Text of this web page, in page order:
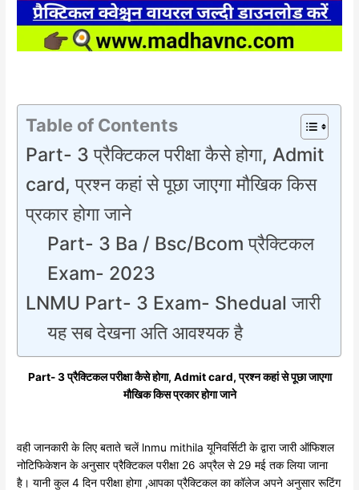
Table of Contents
Part- 3 प्रैक्टिकल परीक्षा कैसे होगा, Admit
card, प्रश्न कहां से पूछा जाएगा मौखिक किस
प्रकार होगा जाने
Part- 3 Ba / Bsc/Bcom प्रैक्टिकल
Exam- 2023
LNMU Part- 3 Exam- Shedual जारी
यह सब देखना अति आवश्यक है
Part- 3 प्रैक्टिकल परीक्षा कैसे होगा, Admit card, प्रश्न कहां से पूछा जाएगा
मौखिक किस प्रकार होगा जाने
वही जानकारी के लिए बताते चलें lnmu mithila यूनिवर्सिटी के द्वारा जारी ऑफिशल
नोटिफिकेशन के अनुसार प्रैक्टिकल परीक्षा 26 अप्रैल से 29 मई तक लिया जाना
है। यानी कुल 4 दिन परीक्षा होगा ,आपका प्रैक्टिकल का कॉलेज अपने अनुसार रूटिंग